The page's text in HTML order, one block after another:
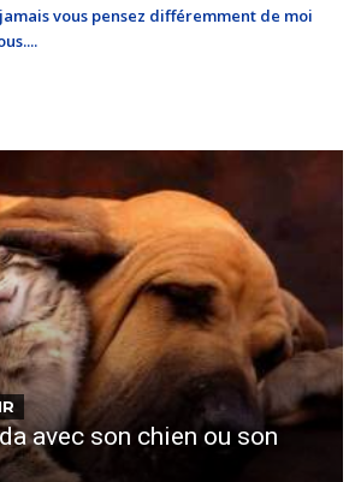
vous pensez différemment de moi
avec son chien ou son